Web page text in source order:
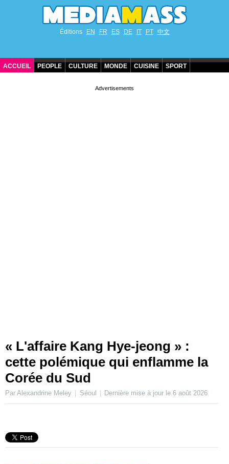
Éditions EN FR ES DE IT PT 中文
ACCUEIL PEOPLE CULTURE MONDE CUISINE SPORT
« L'affaire Kang Hye-jeong » :
cette polémique qui enflamme la
Corée du Sud
Par Alexandrine Meley Séoul Dernière mise à jour le6 août 2026